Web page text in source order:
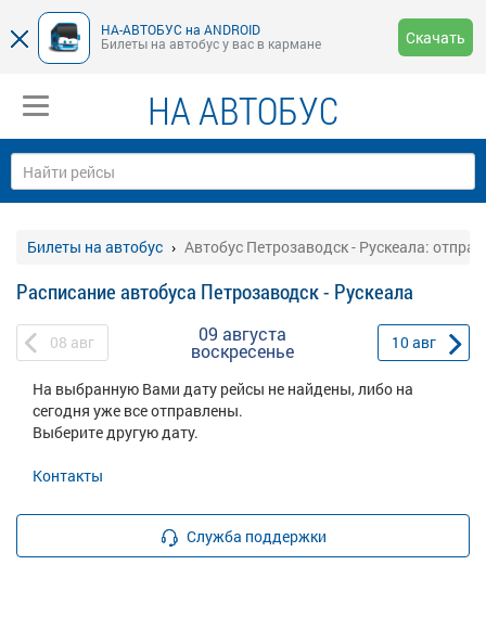
НА-АВТОБУС на ANDROID
Билеты на автобус у вас в кармане
Скачать
НА АВТОБУС
Билеты на автобус Автобус Петрозаводск - Рускеала:
Расписание автобуса Петрозаводск - Рускеала
08 авг 09 августа
воскресенье 10авг
На выбранную Вами дату рейсы не найдены, либо на
сегодня уже все отправлены.
Выберите другую дату.
Контакты
Служба поддержки